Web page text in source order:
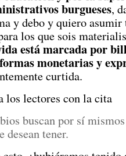
burgueses,
y debo y quiero asumir
los que sois
está marcada por
monetarias y
curtida.
los lectores con la cita
buscan por sí
desean tener.